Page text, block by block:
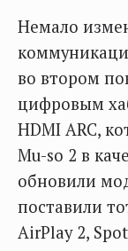
Немало
во втором
цифровым
HDMI ARC,
Mu-so 2 в
обновили
поставили
AirPlay 2,